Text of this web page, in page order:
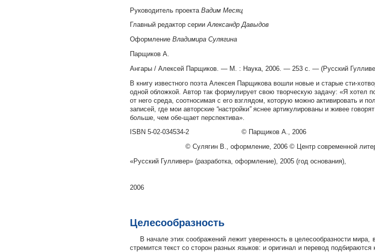
Руководитель проекта Вадим Месяц
Главный редактор серииАлександр Давыдов
Оформление Владимира Сулягина
Парщиков А.
Ангары / Алексей Парщиков. — М. : Наука, 2006. — 253 с. — (Русский
В книгу известного поэта Алексея Парщикова вошли новые и старые сти-
одной обложкой. Автор так формулирует свою творческую задачу: «Я хотел
от него среда, соотносимая с его взглядом, которую можно активировать и
записей, где мои авторские “настройки”яснее артикулированы и живее
больше, чем обе-щает перспектива».
ISBN 5-02-034534-2 © Парщиков А., 2006
© Сулягин В., оформление, 2006 © Центр современной
«Русский Гулливер» (разработка, оформление), 2005 (год основания),
2006
Целесообразность
В начале этих соображений лежит уверенность в целесообразности
стремится текст со сторон разных языков: и оригинал и перевод